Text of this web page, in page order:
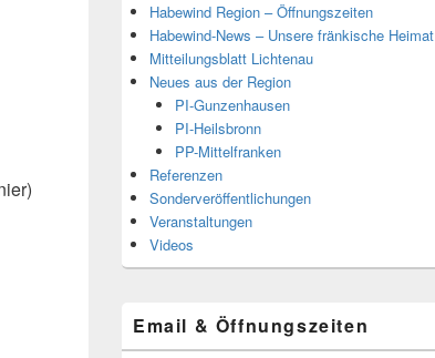
Habewind Region – Öffnungszeiten
Habewind-News – Unsere fränkische Heimat
Mitteilungsblatt Lichtenau
Neues aus der Region
PI-Gunzenhausen
PI-Heilsbronn
PP-Mittelfranken
Referenzen
Sonderveröffentlichungen
Veranstaltungen
Videos
Email & Öffnungszeiten